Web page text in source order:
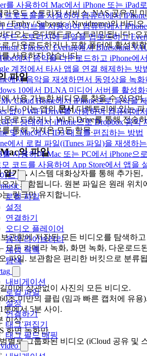
를 사용하여 Mac에서 iPhone 또는 iPad
프로토콜을 사용하여 컴퓨터에서
드라이브를 사용하여 컴퓨터에서
드 스토리지에 파일을 업로드하고
Flacbox, Evertag에서 Bluesound
에서 음악을 다운로드하고 iPhone에
계정에서 타사 앱을 연결 해제하는 방
에서 음악을 재생하면서 동영상을 녹
10에서 DLNA 미디어 서버를 활성
Cloud Home에서 iPhone으로 음악을
없이 WiFi-Drive를 사용하여 컴퓨터에
인 상태에서 iPhone으로 Dropbox 음악
및 Mac에서 ID3 태그를 편집하는 방법
에서 로컬 파일(iTunes 파일)을 재생하
를 사용하여 Mac 또는 PC에서 iPhone으
모 코드를 사용하여 App Store에서 앱을
드
로컬 파일
설정
연결하기
오디오 플레이어
음악 라이브러리
재생 목록
탐색
내비게이션
로컬 파일
설정
연결하기
태그 편집기
태그 필드 매핑
라우드 스토리지 서비스, NAS 공유 및 미
/ Emby / Subsonic / Navidrome)의 비디오
디오는 온디맨드로 스트리밍됩니다; 오
다운로드하거나 포함 폴더에 활성화할
사용하지 않습니다.
파일
사용 가능한 비디오를 찾을 수 있으며,
니다. 이는 앱의문서 디렉토리에 있는 파
로드하거나, Wi-Fi Drive를 통해 전송하
를 통해 가져온 모든 항목.
의 파일
열기… 시스템 대화상자를 통해 추가된,
가 포함됩니다. 원본 파일은 원래 위치
는 링크만 유지합니다.
관함에 저장된 모든 비디오를 탐색하고
모든 카메라 녹화, 화면 녹화, 다운로드
파일. 보관함은 편리한 버킷으로 분류
이에 상관없이 사진의 모든 비디오.
초 미만의 클립 (밈과 빠른 캡처에 유용
에서 5분 사이.
이상.
화면 녹화만.
별로 그룹화된 비디오 (iCloud 공유 및